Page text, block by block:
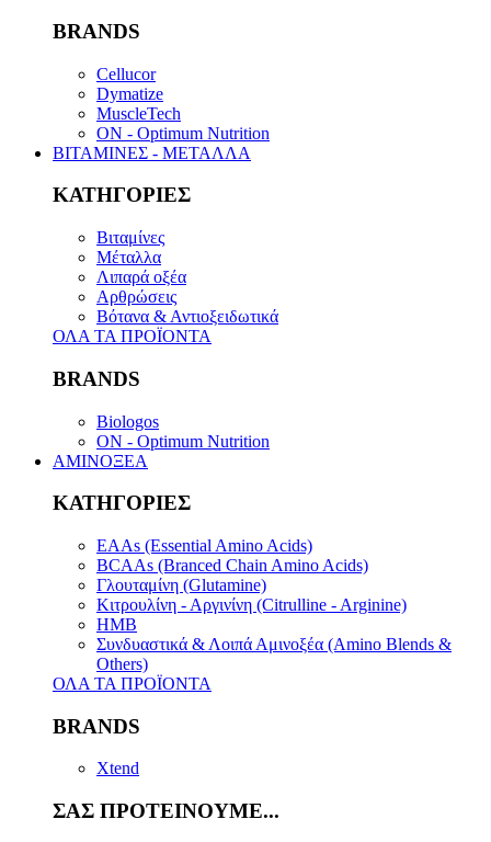
BRANDS
Cellucor
Dymatize
MuscleTech
ON - Optimum Nutrition
ΒΙΤΑΜΙΝΕΣ - ΜΕΤΑΛΛΑ
ΚΑΤΗΓΟΡΙΕΣ
Βιταμίνες
Μέταλλα
Λιπαρά οξέα
Αρθρώσεις
Βότανα & Αντιοξειδωτικά
ΟΛΑ ΤΑ ΠΡΟΪΟΝΤΑ
BRANDS
Biologos
ON - Optimum Nutrition
ΑΜΙΝΟΞΕΑ
ΚΑΤΗΓΟΡΙΕΣ
EAAs (Essential Amino Acids)
BCAAs (Branced Chain Amino Acids)
Γλουταμίνη (Glutamine)
Κιτρουλίνη - Αργινίνη (Citrulline - Arginine)
HMB
Συνδυαστικά & Λοιπά Αμινοξέα (Amino Blends &
Others)
ΟΛΑ ΤΑ ΠΡΟΪΟΝΤΑ
BRANDS
Xtend
ΣΑΣ ΠΡΟΤΕΙΝΟΥΜΕ...